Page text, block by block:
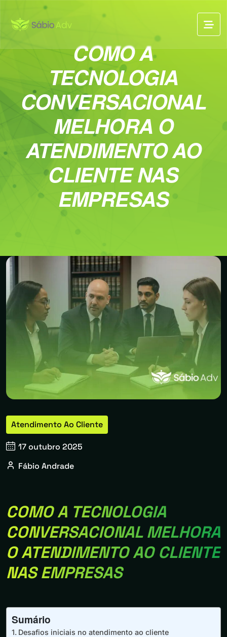
COMO A
TECNOLOGIA
CONVERSACIONAL
MELHORA O
ATENDIMENTO AO
CLIENTE NAS
EMPRESAS
Atendimento Ao Cliente
17 outubro 2025
Fábio Andrade
COMO A TECNOLOGIA
CONVERSACIONAL MELHORA
O ATENDIMENTO AO CLIENTE
NAS EMPRESAS
Sumário
Desafios iniciais no atendimento ao cliente